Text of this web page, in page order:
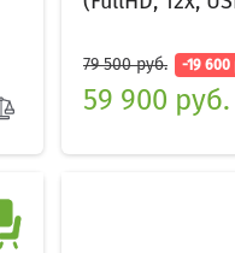
79 500 руб. -19 600
59 900 руб.